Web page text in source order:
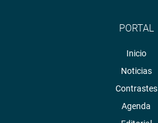
PORTAL
Inicio
Noticias
Contrastes
Agenda